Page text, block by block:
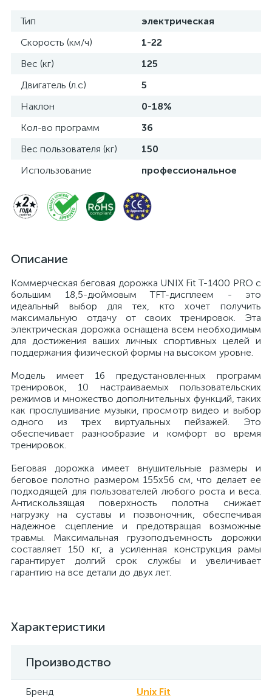
Тип
электрическая
Скорость (км/ч)
1-22
Вес (кг)
125
Двигатель (л.с)
5
Наклон
0-18%
Кол-во программ
36
Вес пользователя (кг)
150
Использование
профессиональное
Описание
Коммерческая беговая дорожка UNIX Fit T-1400 PRO с
большим 18,5-дюймовым TFT-дисплеем - это
идеальный выбор для тех, кто хочет получить
максимальную отдачу от своих тренировок. Эта
электрическая дорожка оснащена всем необходимым
для достижения ваших личных спортивных целей и
поддержания физической формы на высоком уровне.
Модель имеет 16 предустановленных программ
тренировок, 10 настраиваемых пользовательских
режимов и множество дополнительных функций, таких
как прослушивание музыки, просмотр видео и выбор
одного из трех виртуальных пейзажей. Это
обеспечивает разнообразие и комфорт во время
тренировок.
Беговая дорожка имеет внушительные размеры и
беговое полотно размером 155x56 см, что делает ее
подходящей для пользователей любого роста и веса.
Антискользящая поверхность полотна снижает
нагрузку на суставы и позвоночник, обеспечивая
надежное сцепление и предотвращая возможные
травмы. Максимальная грузоподъемность дорожки
составляет 150 кг, а усиленная конструкция рамы
гарантирует долгий срок службы и увеличивает
гарантию на все детали до двух лет.
Характеристики
Производство
Бренд Unix Fit